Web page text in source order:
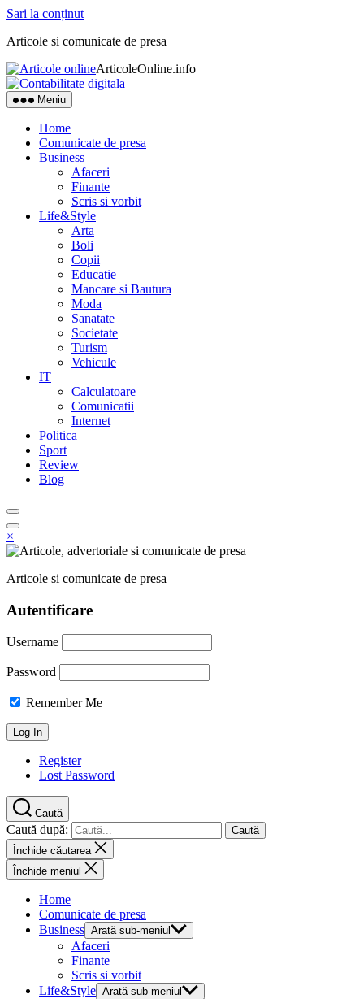
Sari la conținut
Articole si comunicate de presa
ArticoleOnline.info
Meniu
Home
Comunicate de presa
Business
Afaceri
Finante
Scris si vorbit
Life&Style
Arta
Boli
Copii
Educatie
Mancare si Bautura
Moda
Sanatate
Societate
Turism
Vehicule
IT
Calculatoare
Comunicatii
Internet
Politica
Sport
Review
Blog
×
Articole si comunicate de presa
Autentificare
Username
Password
Remember Me
Register
Lost Password
Caută
Caută după:
Închide căutarea
Închide meniul
Home
Comunicate de presa
Business Arată sub-meniul
Afaceri
Finante
Scris si vorbit
Life&Style Arată sub-meniul